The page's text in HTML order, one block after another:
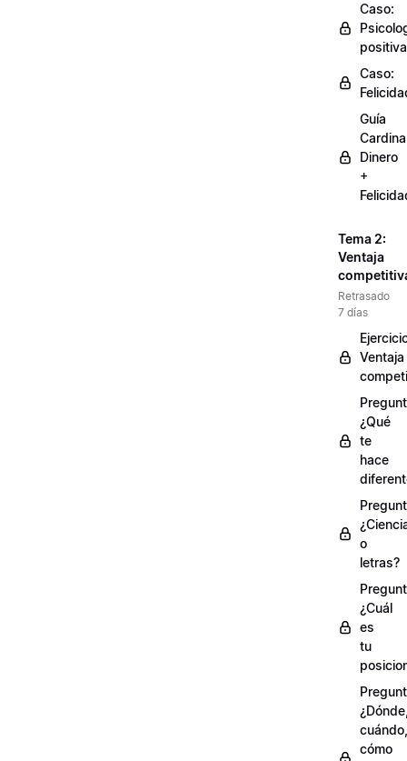
Caso:
positiva
Caso:
Guía
Dinero
+
Tema 2:
Ventaja
Retrasado
7 días
Ventaja
¿Qué
te
hace
o
letras?
¿Cuál
es
tu
cuándo,
cómo